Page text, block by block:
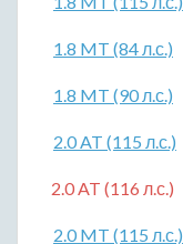
1.8 MT (84 л.с.)
1.8 MT (90 л.с.)
2.0 AT (115 л.с.)
2.0 AT (116 л.с.)
2.0 MT (115 л.с.)